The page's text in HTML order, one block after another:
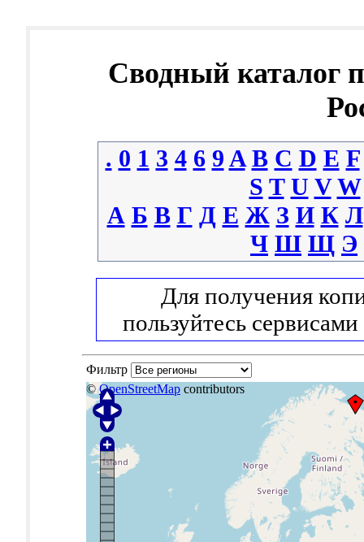
Сводный каталог
. 0 1 3 4 6 9 A B C D E F
S T U V W
А Б В Г Д Е Ж З И К Л
Ч Ш Щ Э
Для получения
пользуйтесь сервисами
Фильтр
©OpenStreetMap contributors